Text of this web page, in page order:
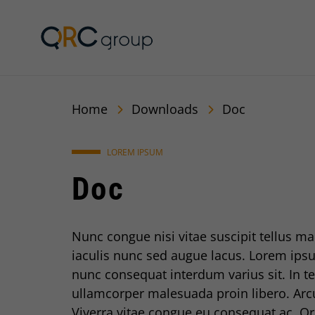
Home Downloads Doc
LOREM IPSUM
Doc
Nunc congue nisi vitae suscipit tellus
iaculis nunc sed augue lacus. Lorem
nunc consequat interdum varius sit. In
ullamcorper malesuada proin libero.